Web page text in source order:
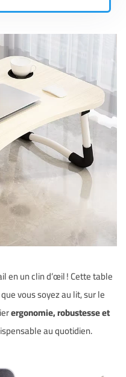
en un clin d’œil ! Cette table
vous soyez au lit, sur le
ergonomie, robustesse et
au quotidien.